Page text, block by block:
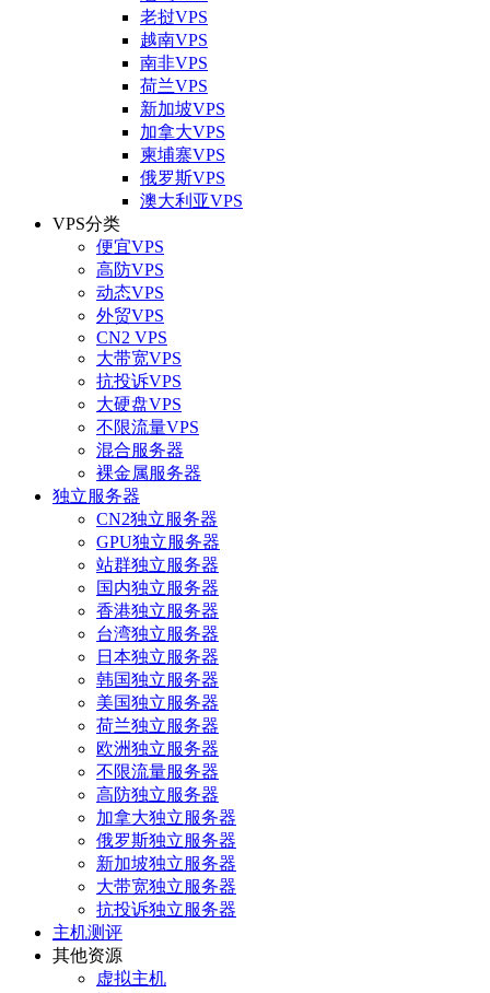
老挝VPS
越南VPS
南非VPS
荷兰VPS
新加坡VPS
加拿大VPS
柬埔寨VPS
俄罗斯VPS
澳大利亚VPS
VPS分类
便宜VPS
高防VPS
动态VPS
外贸VPS
CN2 VPS
大带宽VPS
抗投诉VPS
大硬盘VPS
不限流量VPS
混合服务器
裸金属服务器
独立服务器
CN2独立服务器
GPU独立服务器
站群独立服务器
国内独立服务器
香港独立服务器
台湾独立服务器
日本独立服务器
韩国独立服务器
美国独立服务器
荷兰独立服务器
欧洲独立服务器
不限流量服务器
高防独立服务器
加拿大独立服务器
俄罗斯独立服务器
新加坡独立服务器
大带宽独立服务器
抗投诉独立服务器
主机测评
其他资源
虚拟主机